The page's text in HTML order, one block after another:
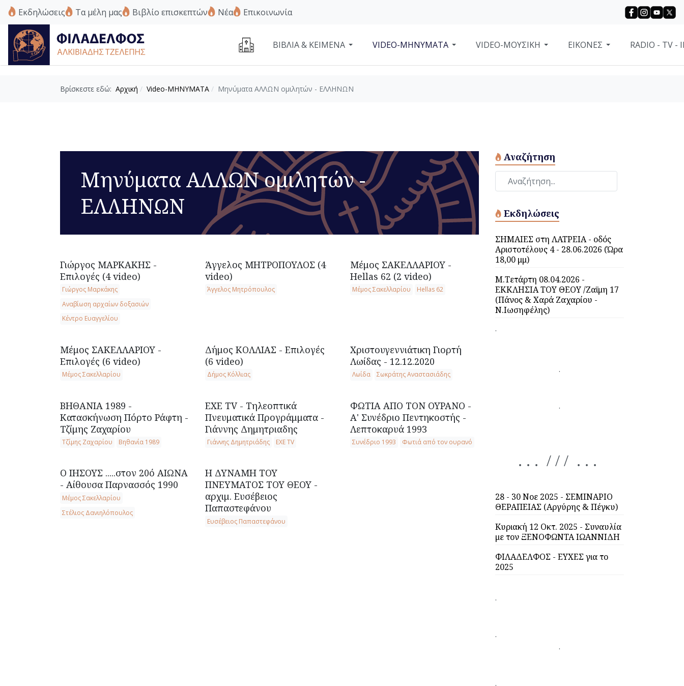
Εκδηλώσεις Τα μέλη μας Βιβλίο επισκεπτών Νέα Επικοινωνία
ΒΙΒΛΙΑ & ΚΕΙΜΕΝΑ VIDEO-ΜΗΝΥΜΑΤΑ VIDEO-ΜΟΥΣΙΚΗ ΕΙΚΌΝΕΣ RADIO - TV -
Βρίσκεστε εδώ: Αρχική Video-ΜΗΝΥΜΑΤΑ Μηνύματα ΑΛΛΩΝ ομιλητών - ΕΛΛΗΝΩΝ
Μηνύματα ΑΛΛΩΝ ομιλητών -
ΕΛΛΗΝΩΝ
Γιώργος ΜΑΡΚΑΚΗΣ -
Επιλογές (4 video)
Γιώργος Μαρκάκης
Αναβίωση αρχαίων δοξασιών
Κέντρο Ευαγγελίου
Άγγελος ΜΗΤΡΟΠΟΥΛΟΣ (4
video)
Άγγελος Μητρόπουλος
Μέμος ΣΑΚΕΛΛΑΡΙΟΥ -
Hellas 62 (2 video)
Μέμος Σακελλαρίου Hellas 62
Μέμος ΣΑΚΕΛΛΑΡΙΟΥ -
Επιλογές (6 video)
Μέμος Σακελλαρίου
Δήμος ΚΟΛΛΙΑΣ - Επιλογές
(6 video)
Δήμος Κόλλιας
Χριστουγεννιάτικη Γιορτή
Λωίδας - 12.12.2020
Λωίδα Σωκράτης Αναστασιάδης
ΒΗΘΑΝΙΑ 1989 -
Κατασκήνωση Πόρτο Ράφτη -
Τζίμης Ζαχαρίου
Τζίμης Ζαχαρίου Βηθανία 1989
ΕΧΕ TV - Τηλεοπτικά
Πνευματικά Προγράμματα -
Γιάννης Δημητριαδης
Γιάννης Δημητριάδης ΕΧΕ TV
ΦΩΤΙΑ ΑΠΟ ΤΟΝ ΟΥΡΑΝΟ -
Α' Συνέδριο Πεντηκοστής -
Λεπτοκαρυά 1993
Συνέδριο 1993 Φωτιά από τον ουρανό
Ο ΙΗΣΟΥΣ .....στον 20ό ΑΙΩΝΑ
- Αίθουσα Παρνασσός 1990
Μέμος Σακελλαρίου
Στέλιος Δανιηλόπουλος
Η ΔΥΝΑΜΗ ΤΟΥ
ΠΝΕΥΜΑΤΟΣ ΤΟΥ ΘΕΟΥ -
αρχιμ. Ευσέβειος
Παπαστεφάνου
Ευσέβειος Παπαστεφάνου
Αναζήτηση
Εκδηλώσεις
ΣΗΜΑΙΕΣ στη ΛΑΤΡΕΙΑ - οδός
Αριστοτέλους 4 - 28.06.2026 (Ώρα
18,00 μμ)
Μ.Τετάρτη 08.04.2026 -
ΕΚΚΛΗΣΙΑ ΤΟΥ ΘΕΟΥ /Ζαϊμη 17
(Πάνος & Χαρά Ζαχαρίου -
Ν.Ιωσηφέλης)
.
.
.
. . . / / / . . .
28 - 30 Νοε 2025 - ΣΕΜΙΝΑΡΙΟ
ΘΕΡΑΠΕΙΑΣ (Αργύρης & Πέγκυ)
Κυριακή 12 Οκτ. 2025 - Συναυλία
με τον ΞΕΝΟΦΩΝΤΑ ΙΩΑΝΝΙΔΗ
ΦΙΛΑΔΕΛΦΟΣ - ΕΥΧΕΣ για το
2025
.
.
.
.